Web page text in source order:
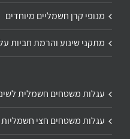
מנופי קרן חשמליים מיוחדים
מתקני שינוע והרמת חביות
עגלות משטחים חשמלית
עגלות משטחים חצי חשמליות